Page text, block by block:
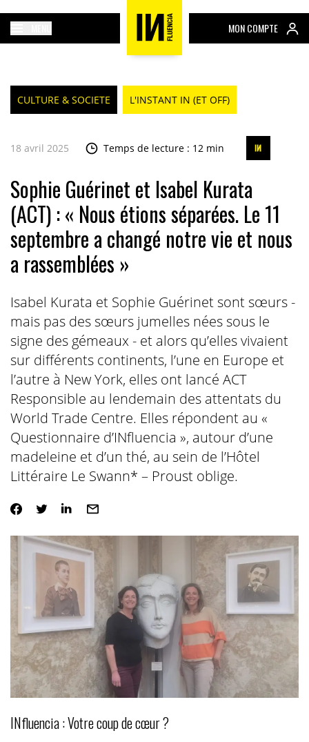
MON COMPTE
CULTURE & SOCIETE L'INSTANT IN (ET OFF)
18 avril 2025 Temps de lecture : 12 min
Sophie Guérinet et Isabel Kurata
(ACT) : « Nous étions séparées. Le 11
septembre a changé notre vie et nous
a rassemblées »
Isabel Kurata et Sophie Guérinet sont sœurs -
mais pas des sœurs jumelles nées sous le
signe des gémeaux - et alors qu’elles vivaient
sur différents continents, l’une en Europe et
l’autre à New York, elles ont lancé ACT
Responsible au lendemain des attentats du
World Trade Centre. Elles répondent au «
Questionnaire d’INfluencia », autour d’une
madeleine et d’un thé, au sein de l’Hôtel
Littéraire Le Swann* – Proust oblige.
INfluencia : Votre coup de cœur ?